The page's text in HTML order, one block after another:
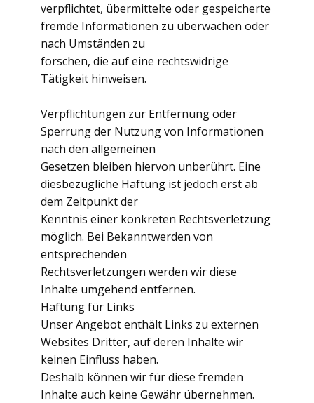
verpflichtet, übermittelte oder gespeicherte
fremde Informationen zu überwachen oder
nach Umständen zu
forschen, die auf eine rechtswidrige
Tätigkeit hinweisen.
Verpflichtungen zur Entfernung oder
Sperrung der Nutzung von Informationen
nach den allgemeinen
Gesetzen bleiben hiervon unberührt. Eine
diesbezügliche Haftung ist jedoch erst ab
dem Zeitpunkt der
Kenntnis einer konkreten Rechtsverletzung
möglich. Bei Bekanntwerden von
entsprechenden
Rechtsverletzungen werden wir diese
Inhalte umgehend entfernen.
Haftung für Links
Unser Angebot enthält Links zu externen
Websites Dritter, auf deren Inhalte wir
keinen Einfluss haben.
Deshalb können wir für diese fremden
Inhalte auch keine Gewähr übernehmen.